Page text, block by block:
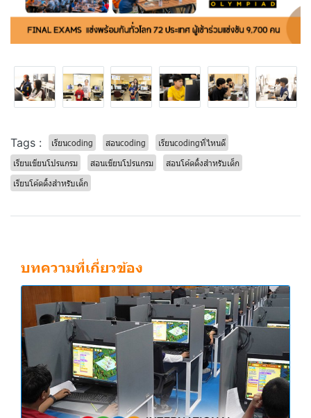
Tags : เรียนcoding สอนcoding
เรียนcodingที่ไหนดี
เรียนเขียนโปรแกรม
สอนเขียนโปรแกรม
สอนโค้ดดิ้งสำหรับเด็ก
เรียนโค้ดดิ้งสำหรับเด็ก
บทความที่เกี่ยวข้อง